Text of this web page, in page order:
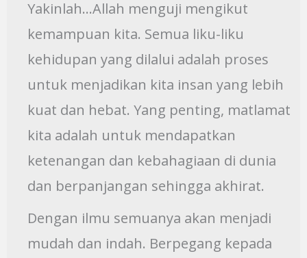
Yakinlah…Allah menguji mengikut
kemampuan kita. Semua liku-liku
kehidupan yang dilalui adalah proses
untuk menjadikan kita insan yang lebih
kuat dan hebat. Yang penting, matlamat
kita adalah untuk mendapatkan
ketenangan dan kebahagiaan di dunia
dan berpanjangan sehingga akhirat.
Dengan ilmu semuanya akan menjadi
mudah dan indah. Berpegang kepada